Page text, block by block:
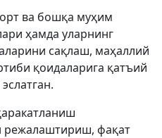
ва бошқа муҳим
ҳамда уларнинг
сақлаш, маҳаллий
қоидаларига қатъий
режалаштириш, фақат